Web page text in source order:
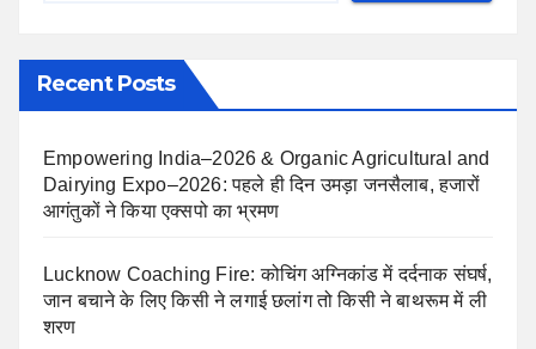
Recent Posts
Empowering India–2026 & Organic Agricultural and
Dairying Expo–2026: पहले ही दिन उमड़ा जनसैलाब, हजारों
आगंतुकों ने किया एक्सपो का भ्रमण
Lucknow Coaching Fire: कोचिंग अग्निकांड में दर्दनाक संघर्ष,
जान बचाने के लिए किसी ने लगाई छलांग तो किसी ने बाथरूम में ली
शरण